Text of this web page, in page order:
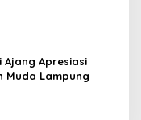
Ajang Apresiasi
Muda Lampung